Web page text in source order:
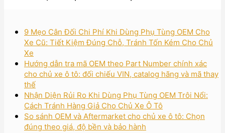
9 Mẹo Cân Đối Chi Phí Khi Dùng Phụ Tùng OEM Cho
Xe Cũ: Tiết Kiệm Đúng Chỗ, Tránh Tốn Kém Cho Chủ
Xe
Hướng dẫn tra mã OEM theo Part Number chính xác
cho chủ xe ô tô: đối chiếu VIN, catalog hãng và mã thay
thế
Nhận Diện Rủi Ro Khi Dùng Phụ Tùng OEM Trôi Nổi:
Cách Tránh Hàng Giả Cho Chủ Xe Ô Tô
So sánh OEM và Aftermarket cho chủ xe ô tô: Chọn
đúng theo giá, độ bền và bảo hành